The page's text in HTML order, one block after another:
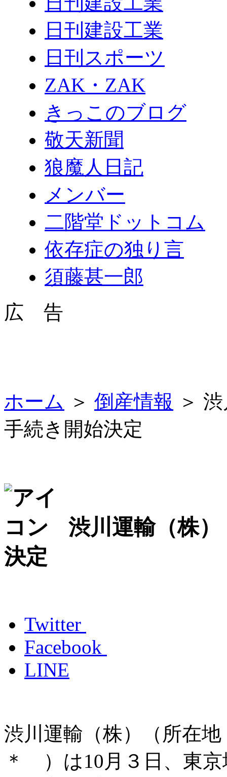
日刊建設工業
日刊スポーツ
ZAK・ZAK
きっこのブログ
敬天新聞
狼魔人日記
メンバー
二階堂ドットコム
依存症の独り言
須藤甚一郎
広 告
ホーム ＞ 倒産情報 ＞
手続き開始決定
渋川運輸（株
決定
Twitter
Facebook
LINE
渋川運輸（株）（所在
＊ ）は10月３日、東